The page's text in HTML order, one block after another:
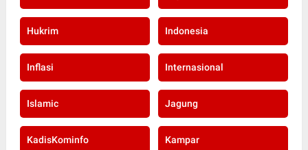
Hukrim Indonesia
Inflasi Internasional
Islamic Jagung
KadisKominfo Kampar